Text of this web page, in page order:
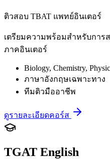
ติวสอบ TBAT แพทย์อินเตอร์
เตรียมความพร้อมสำหรับการ
ภาคอินเตอร์
Biology, Chemistry,
ภาษาอังกฤษเฉพาะทาง
ทีมติวมืออาชีพ
ดูรายละเอียดคอร์ส
TGAT English